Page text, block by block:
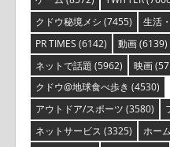
クドウ秘境メシ (7455) 生活
PR TIMES (6142) 動画(6139)
ネットで話題 (5962) 映画
クドウ@地球食べ歩き (4530)
アウトドア/スポーツ (3580)
ネットサービス (3325) ホー